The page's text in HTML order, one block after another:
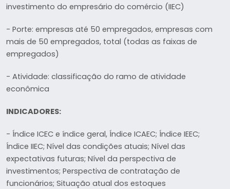
investimento do empresário do comércio (IIEC)
- Porte: empresas até 50 empregados, empresas com
mais de 50 empregados, total (todas as faixas de
empregados)
- Atividade: classificação do ramo de atividade
econômica
INDICADORES:
- Índice ICEC e índice geral, Índice ICAEC; Índice IEEC;
Índice IIEC; Nível das condições atuais; Nível das
expectativas futuras; Nível da perspectiva de
investimentos; Perspectiva de contratação de
funcionários; Situação atual dos estoques